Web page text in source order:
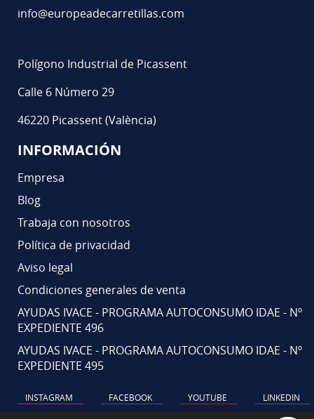
info@europeadecarretillas.com
Polígono Industrial de Picassent
Calle 6 Número 29
46220 Picassent (València)
INFORMACIÓN
Empresa
Blog
Trabaja con nosotros
Política de privacidad
Aviso legal
Condiciones generales de venta
AYUDAS IVACE - PROGRAMA AUTOCONSUMO IDAE - Nº
EXPEDIENTE 496
AYUDAS IVACE - PROGRAMA AUTOCONSUMO IDAE - Nº
EXPEDIENTE 495
INSTAGRAM FACEBOOK YOUTUBE LINKEDIN